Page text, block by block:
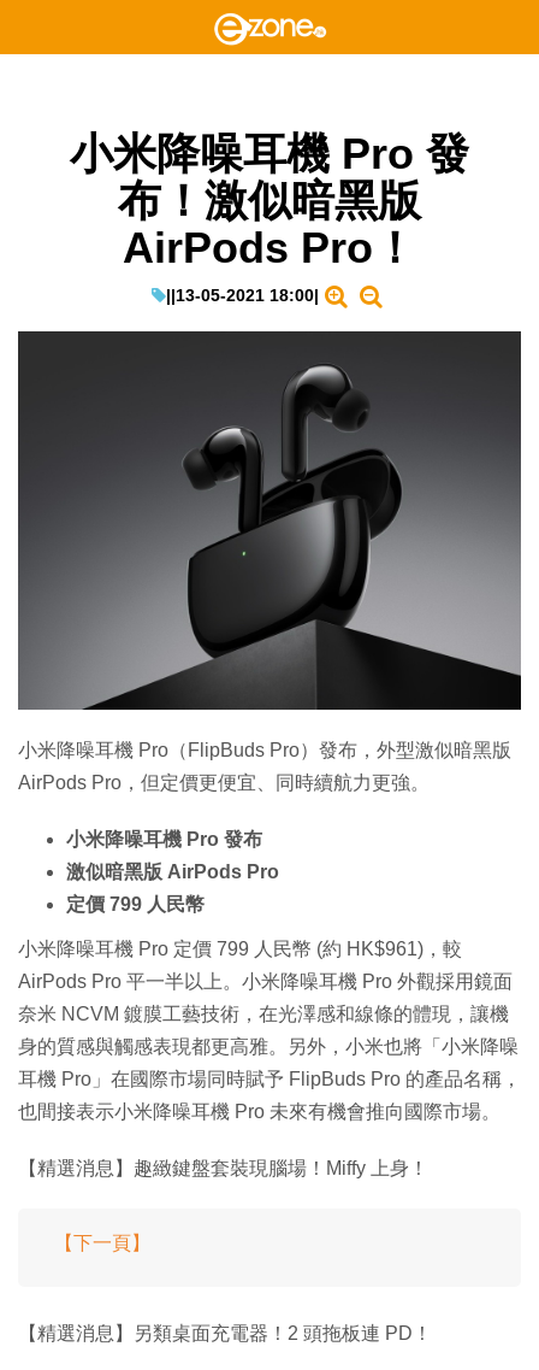
小米降噪耳機 Pro 發
布！激似暗黑版
AirPods Pro！
||13-05-2021 18:00|
小米降噪耳機 Pro（FlipBuds Pro）發布，外型激似暗黑版
AirPods Pro，但定價更便宜、同時續航力更強。
小米降噪耳機 Pro 發布
激似暗黑版 AirPods Pro
定價 799 人民幣
小米降噪耳機 Pro 定價 799 人民幣 (約 HK$961)，較
AirPods Pro 平一半以上。小米降噪耳機 Pro 外觀採用鏡面
奈米 NCVM 鍍膜工藝技術，在光澤感和線條的體現，讓機
身的質感與觸感表現都更高雅。另外，小米也將「小米降噪
耳機 Pro」在國際市場同時賦予 FlipBuds Pro 的產品名稱，
也間接表示小米降噪耳機 Pro 未來有機會推向國際市場。
【精選消息】趣緻鍵盤套裝現腦場！Miffy 上身！
【下一頁】
【精選消息】另類桌面充電器！2 頭拖板連 PD！